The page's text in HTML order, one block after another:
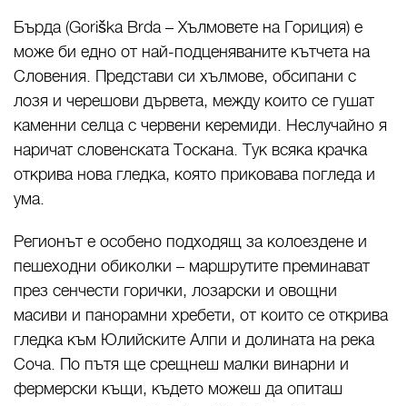
Бърда (Goriška Brda – Хълмовете на Гориция) е
може би едно от най-подценяваните кътчета на
Словения. Представи си хълмове, обсипани с
лозя и черешови дървета, между които се гушат
каменни селца с червени керемиди. Неслучайно я
наричат словенската Тоскана. Тук всяка крачка
открива нова гледка, която приковава погледа и
ума.
Регионът е особено подходящ за колоездене и
пешеходни обиколки – маршрутите преминават
през сенчести горички, лозарски и овощни
масиви и панорамни хребети, от които се открива
гледка към Юлийските Алпи и долината на река
Соча. По пътя ще срещнеш малки винарни и
фермерски къщи, където можеш да опиташ